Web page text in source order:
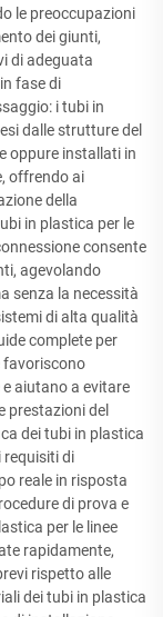
le preoccupazioni
dei giunti,
di adeguata
fase di
i tubi in
dalle strutture del
oppure installati in
offrendo ai
della
in plastica per le
consente
agevolando
senza la necessità
di alta qualità
complete per
favoriscono
aiutano a evitare
prestazioni del
dei tubi in plastica
requisiti di
reale in risposta
di prova e
per le linee
rapidamente,
rispetto alle
dei tubi in plastica